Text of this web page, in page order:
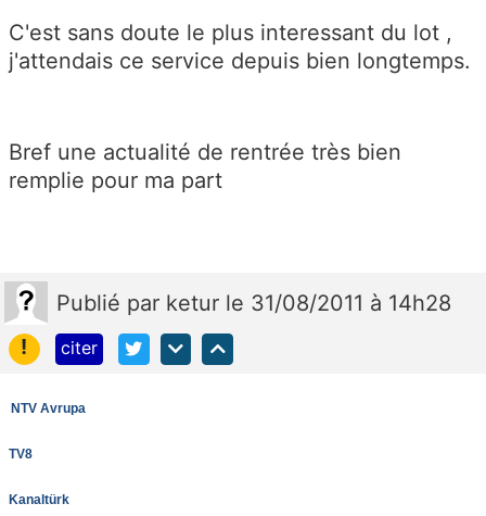
C'est sans doute le plus interessant du lot ,
j'attendais ce service depuis bien longtemps.
Bref une actualité de rentrée très bien
remplie pour ma part
Publié par ketur le 31/08/2011 à 14h28
!
citer
NTV Avrupa
TV8
Kanaltürk